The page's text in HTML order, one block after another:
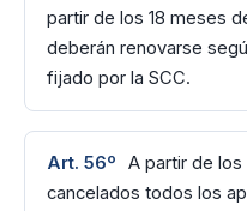
partir de los 18 meses
deberán renovarse
fijado por la SCC.
Art. 56º
A partir de
cancelados todos los